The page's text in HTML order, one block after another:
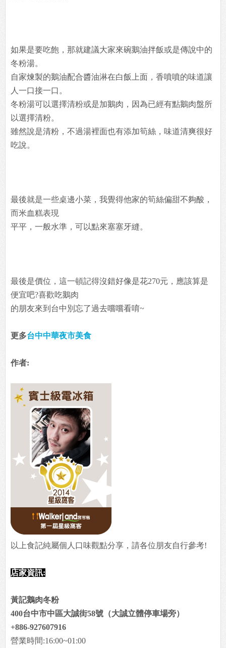
如果是要吃飽，那就建議大家來碗鵝油拌飯或是傳說中的
冬粉湯。
自家煉製的鵝油配合醬油淋在白飯上面，香噴噴的味道讓
人一口接一口。
冬粉湯可以選擇清粉或是加鵝肉，因為已經有點鵝肉盤所
以選擇清粉。
雖然說是清粉，不過湯裡面也有添加筍絲，味道清爽很好
吃說。
最後就是一些桌邊小菜，我覺得他家的筍絲偏甜不夠酸，
而米血糕表現
平平，一般水準，可以點來塞塞牙縫。
最後是價位，這一頓記得沒錯好像是花270元，應該算是
便宜吧?喜歡吃鵝肉
的朋友來到台中別忘了過去嚐嚐看唷~
更多台中中華夜市美食
作者:
以上食記純屬個人口味觀點分享，請各位朋友自行參考!
店家資訊:
黃記鵝肉冬粉
400台中市中區大誠街58號（大誠立體停車場旁）
+886-927607916
營業時間:16:00~01:00